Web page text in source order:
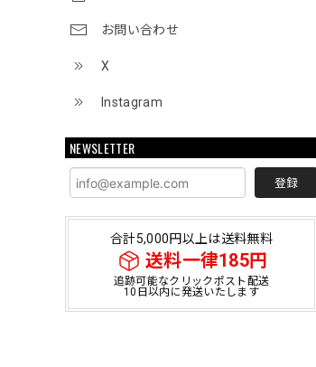
お問い合わせ
X
Instagram
NEWSLETTER
登録
合計5,000円以上は送料無料
送料一律185円
追跡可能なクリックポスト配送
10日以内に発送いたします